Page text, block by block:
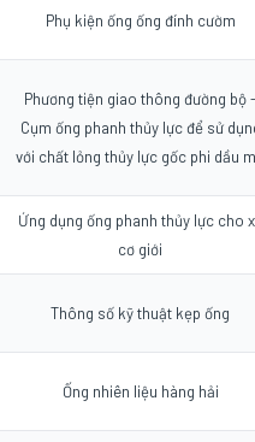
Phụ kiện ống ống đính cườm
Phương tiện giao thông đường bộ -
Cụm ống phanh thủy lực để sử
với chất lỏng thủy lực gốc phi dầu
Ứng dụng ống phanh thủy lực cho
cơ giới
Thông số kỹ thuật kẹp ống
Ống nhiên liệu hàng hải